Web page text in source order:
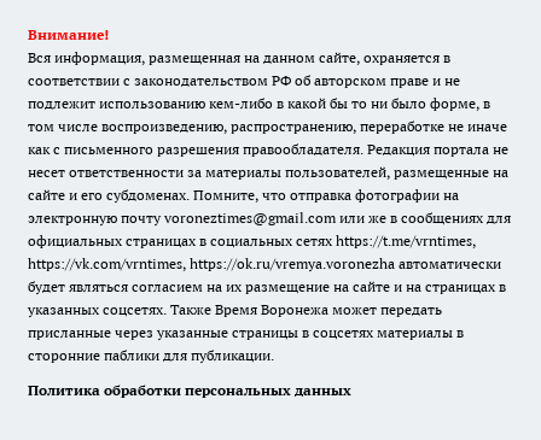
Внимание!
Вся информация, размещенная на данном сайте, охраняется в
соответствии с законодательством РФ об авторском праве и не
подлежит использованию кем-либо в какой бы то ни было форме, в
том числе воспроизведению, распространению, переработке не иначе
как с письменного разрешения правообладателя. Редакция портала не
несет ответственности за материалы пользователей, размещенные на
сайте и его субдоменах. Помните, что отправка фотографии на
электронную почту voroneztimes@gmail.com или же в сообщениях для
официальных страницах в социальных сетях https://t.me/vrntimes,
https://vk.com/vrntimes, https://ok.ru/vremya.voronezha автоматически
будет являться согласием на их размещение на сайте и на страницах в
указанных соцсетях. Также Время Воронежа может передать
присланные через указанные страницы в соцсетях материалы в
сторонние паблики для публикации.
Политика обработки персональных данных